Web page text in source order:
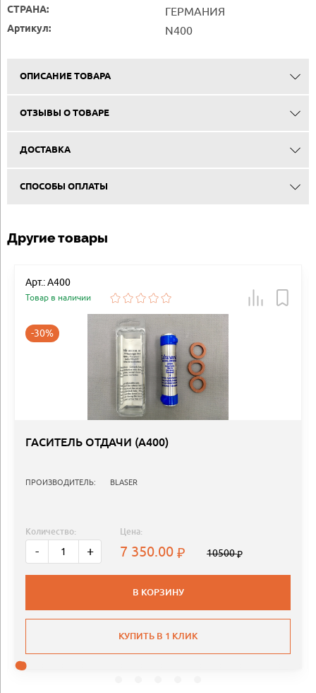
СТРАНА: ГЕРМАНИЯ
Артикул: N400
ОПИСАНИЕ ТОВАРА
ОТЗЫВЫ О ТОВАРЕ
ДОСТАВКА
СПОСОБЫ ОПЛАТЫ
Другие товары
Арт.: А400
Товар в наличии
-30%
ГАСИТЕЛЬ ОТДАЧИ (А400)
ПРОИЗВОДИТЕЛЬ: BLASER
Количество:
- +
Цена:
7 350.00 10500
В КОРЗИНУ
КУПИТЬ В 1 КЛИК